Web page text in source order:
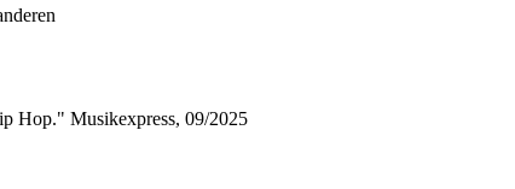
Hop." Musikexpress, 09/2025